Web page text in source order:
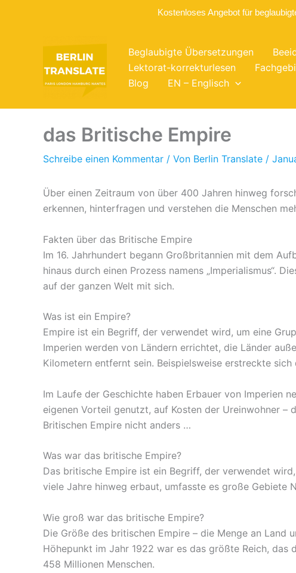
Kostenloses Angebot für
Beglaubigte Übersetzungen
Lektorat-korrekturlesen
Blog
EN – Englisch
das Britische Empire
Schreibe einen Kommentar / Von Berlin Translate /
Über einen Zeitraum von über 400 Jahren hinweg
erkennen, hinterfragen und verstehen die Menschen
Fakten über das Britische Empire
Im 16. Jahrhundert begann Großbritannien mit dem
hinaus durch einen Prozess namens „Imperialismus“.
auf der ganzen Welt mit sich.
Was ist ein Empire?
Empire ist ein Begriff, der verwendet wird, um eine
Imperien werden von Ländern errichtet, die Länder
Kilometern entfernt sein. Beispielsweise erstreckte
Im Laufe der Geschichte haben Erbauer von Imperien
eigenen Vorteil genutzt, auf Kosten der Ureinwohner –
Britischen Empire nicht anders …
Was war das britische Empire?
Das britische Empire ist ein Begriff, der verwendet
viele Jahre hinweg erbaut, umfasste es große Gebiete
Wie groß war das britische Empire?
Die Größe des britischen Empire – die Menge an Land
Höhepunkt im Jahr 1922 war es das größte Reich,
458 Millionen Menschen.